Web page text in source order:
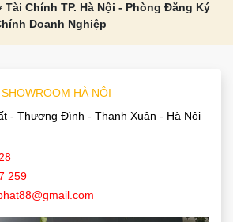
Chính TP. Hà Nội - Phòng Đăng Ký
Doanh Nghiệp
SHOWROOM HÀ NỘI
- Thượng Đình - Thanh Xuân - Hà Nội
259